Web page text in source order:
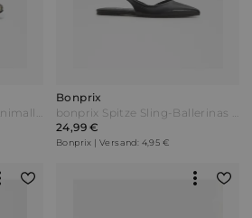
bonprix Mary-Janes im Animallook Beige
Bonprix
bonprix Spitze Sling-Ballerinas Schwarz
24,99 €
Bonprix | Versand: 4,95 €